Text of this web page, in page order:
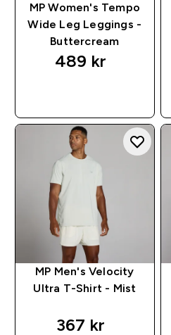
MP Women's Tempo
Wide Leg Leggings -
Buttercream
489 kr‎
MP Men's Velocity
Ultra T-Shirt - Mist
367 kr‎